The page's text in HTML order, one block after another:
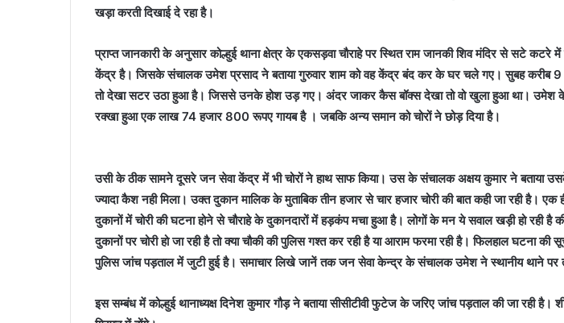
खड़ा करती दिखाई दे रहा है।
प्राप्त जानकारी के अनुसार कोल्हुई थाना क्षेत्र के एकसड़वा चौराहे पर स्थित राम जानकी शिव मंदिर से सटे कटरे
केंद्र है। जिसके संचालक उमेश प्रसाद ने बताया गुरुवार शाम को वह केंद्र बंद कर के घर चले गए। सुबह
तो देखा सटर उठा हुआ है। जिससे उनके होश उड़ गए। अंदर जाकर कैस बॉक्स देखा तो वो खुला हुआ था। उमेश
रक्खा हुआ एक लाख 74 हजार 800 रूपए गायब है । जबकि अन्य समान को चोरों ने छोड़ दिया है।
उसी के ठीक सामने दूसरे जन सेवा केंद्र में भी चोरों ने हाथ साफ किया। उस के संचालक अक्षय कुमार ने बताया
ज्यादा कैश नही मिला। उक्त दुकान मालिक के मुताबिक तीन हजार से चार हजार चोरी की बात कही जा रही है। एक
दुकानों में चोरी की घटना होने से चौराहे के दुकानदारों में हड़कंप मचा हुआ है। लोगों के मन ये सवाल खड़ी हो रही है
दुकानों पर चोरी हो जा रही है तो क्या चौकी की पुलिस गश्त कर रही है या आराम फरमा रही है। फिलहाल घटना की
पुलिस जांच पड़ताल में जुटी हुई है। समाचार लिखे जानें तक जन सेवा केन्द्र के संचालक उमेश ने स्थानीय थाने पर
इस सम्बंध में कोल्हुई थानाध्यक्ष दिनेश कुमार गौड़ ने बताया सीसीटीवी फुटेज के जरिए जांच पड़ताल की जा रही है।